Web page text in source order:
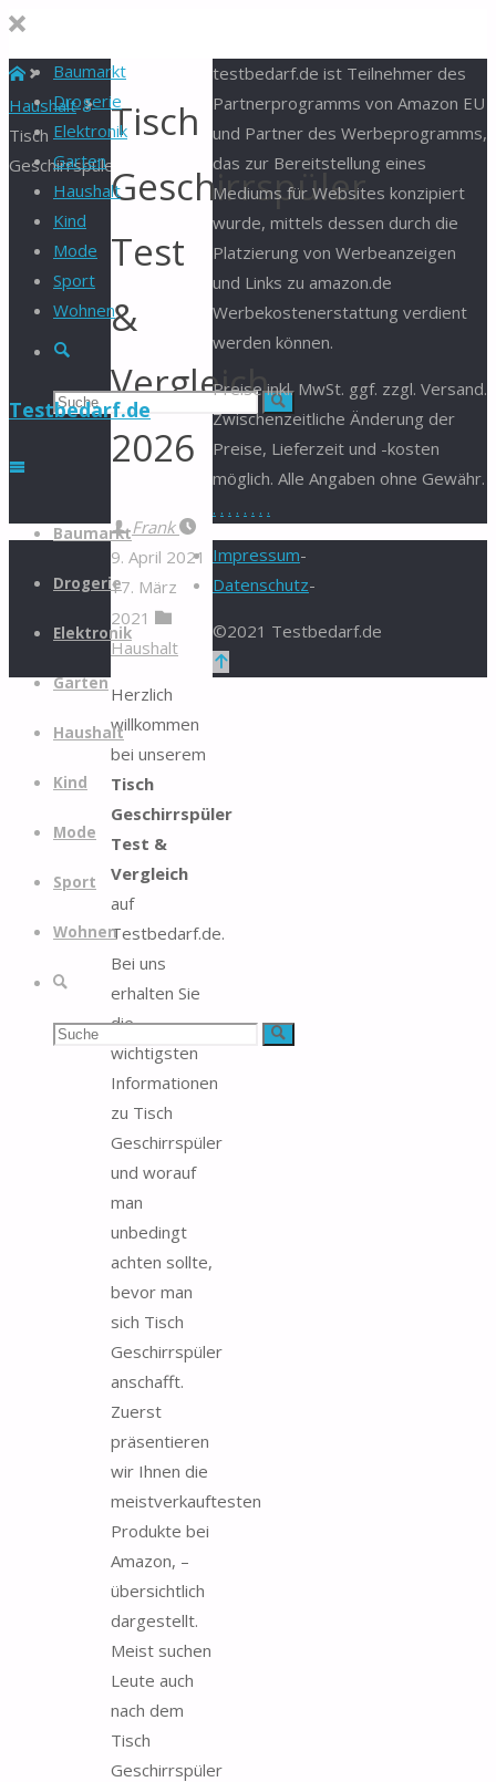
Baumarkt
Drogerie
Elektronik
Garten
Haushalt
Kind
Mode
Sport
Wohnen
Suche
Suchen Suche
Testbedarf.de
Zum
springen
Baumarkt
Drogerie
Elektronik
Garten
Haushalt
Kind
Mode
Sport
Wohnen
Suchen Suche
Start
Haushalt
Tisch
Geschirrspüler
Tisch
Geschirrspüler
Test
&
Vergleich
2026
Frank
9. April 2021
17. März
2021
Haushalt
Herzlich
willkommen
bei unserem
Tisch
Geschirrspüler
Test &
Vergleich
auf
Testbedarf.de.
Bei uns
erhalten Sie
die
wichtigsten
Informationen
zu Tisch
Geschirrspüler
und worauf
man
unbedingt
achten sollte,
bevor man
sich Tisch
Geschirrspüler
anschafft.
Zuerst
präsentieren
wir Ihnen die
meistverkauftesten
Produkte bei
Amazon, –
übersichtlich
dargestellt.
Meist suchen
Leute auch
nach dem
Tisch
Geschirrspüler
testbedarf.de ist Teilnehmer des
Partnerprogramms von Amazon EU
und Partner des Werbeprogramms,
das zur Bereitstellung eines
Mediums für Websites konzipiert
wurde, mittels dessen durch die
Platzierung von Werbeanzeigen
und Links zu amazon.de
Werbekostenerstattung verdient
werden können.
Preise inkl. MwSt. ggf. zzgl. Versand.
Zwischenzeitliche Änderung der
Preise, Lieferzeit und -kosten
möglich. Alle Angaben ohne Gewähr.
. . . . . . . .
Impressum-
Datenschutz-
©2021 Testbedarf.de
Zurück